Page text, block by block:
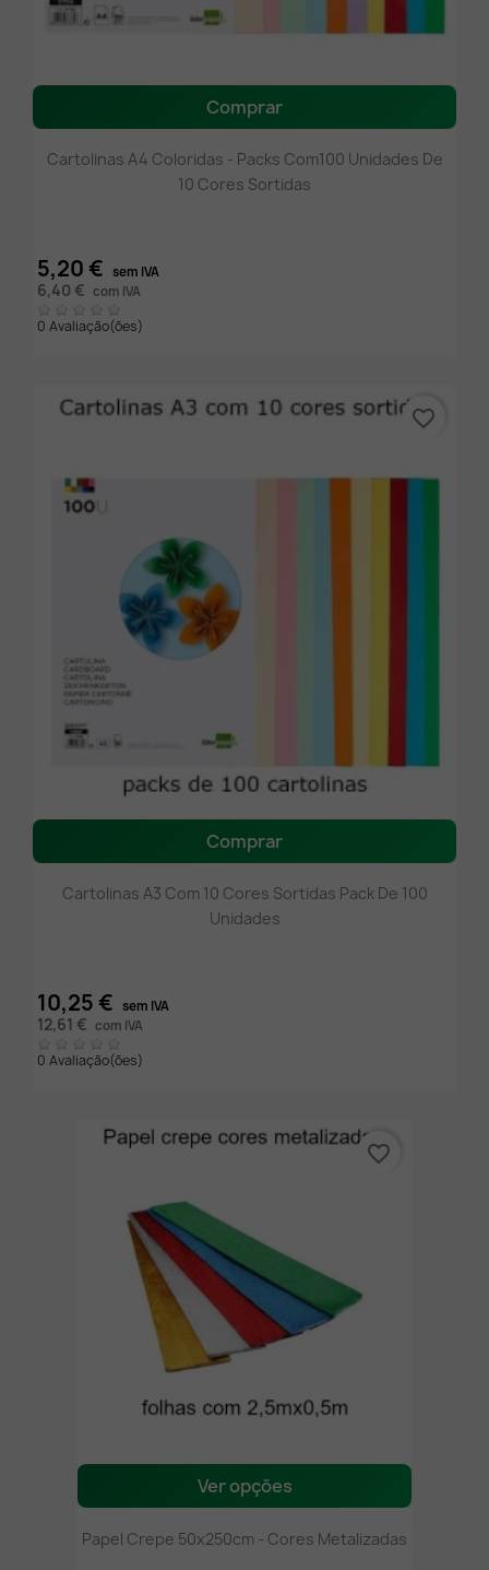
Comprar
Cartolinas A4 Coloridas - Packs Com100 Unidades De
10 Cores Sortidas
5,20 € sem IVA
6,40 € com IVA
0 Avaliação(ões)
Comprar
Cartolinas A3 Com 10 Cores Sortidas Pack De 100
Unidades
10,25 € sem IVA
12,61 € com IVA
0 Avaliação(ões)
favorite_border
Ver opções
Papel Crepe 50x250cm - Cores Metalizadas
favorite_border